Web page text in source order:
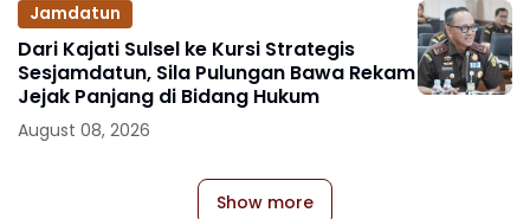
Jamdatun
Dari Kajati Sulsel ke Kursi Strategis
Sesjamdatun, Sila Pulungan Bawa Rekam
Jejak Panjang di Bidang Hukum
August 08, 2026
Show more